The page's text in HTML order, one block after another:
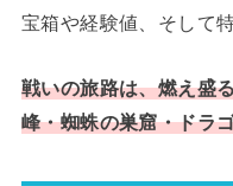
宝箱や経験値、そして
戦いの旅路は、燃え盛
峰・蜘蛛の巣窟・ドラ